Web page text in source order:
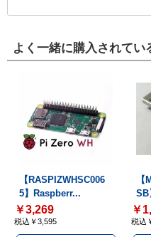
よく一緒に購入されてい
【RASPIZWHSC006
5】Raspberr...
￥3,269
税込￥3,595
SB
￥
税込